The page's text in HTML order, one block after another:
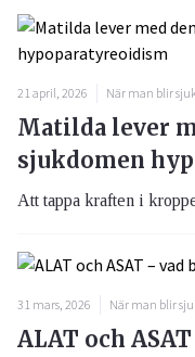
21 april, 2026 När man blir
Matilda lever
sjukdomen
Att tappa kraften i
31 mars, 2026 När man blir
ALAT och